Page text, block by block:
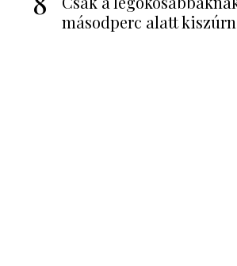
másodperc alatt